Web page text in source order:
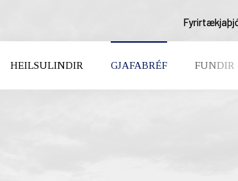
HEILSULINDIR GJAFABRÉF
Karfan þín